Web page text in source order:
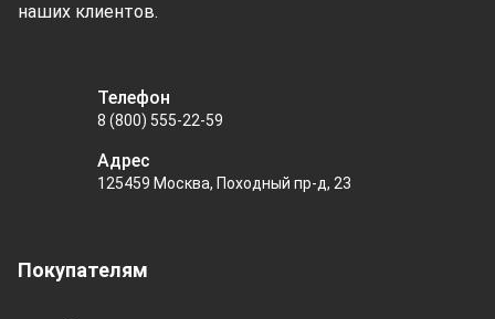
наших клиентов.
Покупателям
Телефон
8 (800) 555-22-59
Адрес
125459 Москва, Походный пр-д, 23